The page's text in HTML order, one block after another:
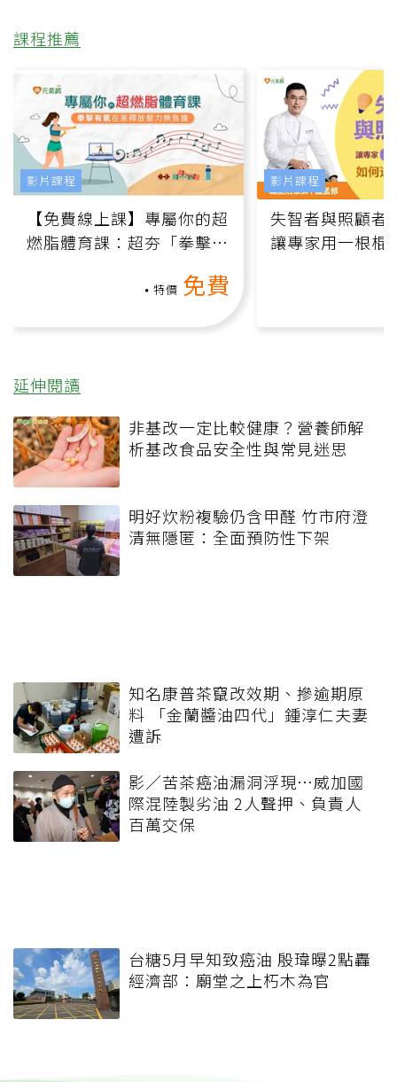
課程推薦
【免費線上課】專屬你的超
燃脂體育課：超夯「拳擊有
特價 免費
影片課程
失智者與照顧者
讓專家用一根棍
影片課程
延伸閱讀
非基改一定比較健康？營養師解
析基改食品安全性與常見迷思
明好炊粉複驗仍含甲醛 竹市府澄
清無隱匿：全面預防性下架
知名康普茶竄改效期、摻逾期原
料 「金蘭醬油四代」鍾淳仁夫妻
遭訴
影／苦茶癌油漏洞浮現…威加國
際混陸製劣油 2人聲押、負責人
百萬交保
台糖5月早知致癌油 殷瑋曝2點轟
經濟部：廟堂之上朽木為官